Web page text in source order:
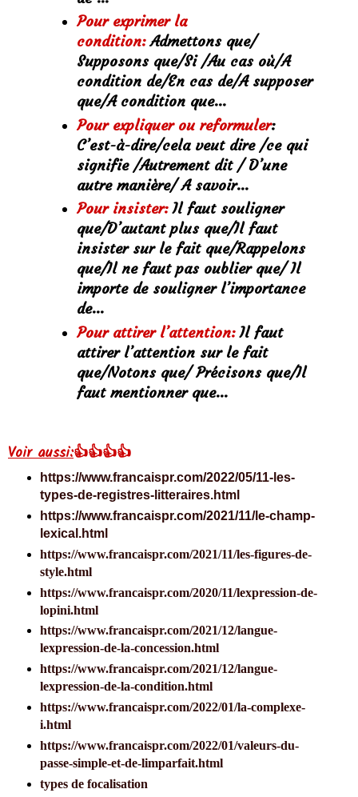
Pour exprimer la
condition:Admettons que/
Supposons que/Si /Au cas où/A
condition de/En cas de/A supposer
que/A condition que…
Pour expliquer ou reformuler:
C’est-à-dire/cela veut dire /ce qui
signifie /Autrement dit / D’une
autre manière/ A savoir…
Pour insister:Il faut souligner
que/D’autant plus que/Il faut
insister sur le fait que/Rappelons
que/Il ne faut pas oublier que/ Il
importe de souligner l’importance
de…
Pour attirer l’attention:Il faut
attirer l’attention sur le fait
que/Notons que/ Précisons que/Il
faut mentionner que…
Voir aussi:👍👍👍👍
https://www.francaispr.com/2022/05/11-les-
types-de-registres-litteraires.html
https://www.francaispr.com/2021/11/le-champ-
lexical.html
https://www.francaispr.com/2021/11/les-figures-de-
style.html
https://www.francaispr.com/2020/11/lexpression-de-
lopini.html
https://www.francaispr.com/2021/12/langue-
lexpression-de-la-concession.html
https://www.francaispr.com/2021/12/langue-
lexpression-de-la-condition.html
https://www.francaispr.com/2022/01/la-complexe-
i.html
https://www.francaispr.com/2022/01/valeurs-du-
passe-simple-et-de-limparfait.html
types de focalisation